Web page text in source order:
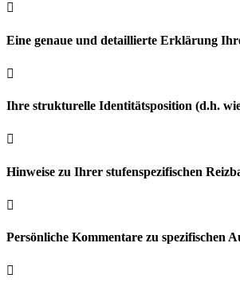

Eine genaue und detaillierte Erklärung

Ihre strukturelle Identitätsposition (d.h.

Hinweise zu Ihrer stufenspezifischen

Persönliche Kommentare zu spezifischen
